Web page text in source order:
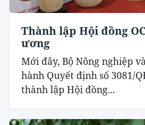
Thành lập Hội đồng
ương
Mới đây, Bộ Nông nghiệp
hành Quyết định số 3081/
thành lập Hội đồng...